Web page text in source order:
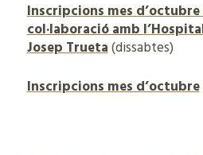
Inscripcions mes
col·laboració amb
Josep Trueta(dissabtes)
Inscripcions mes d’octubre